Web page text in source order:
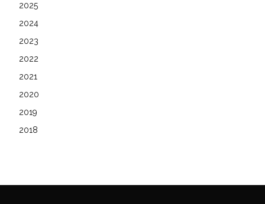
2025
2024
2023
2022
2021
2020
2019
2018